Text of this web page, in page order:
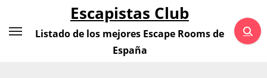
contenido
Escapistas Club
Listado de los mejores Escape Rooms de
España